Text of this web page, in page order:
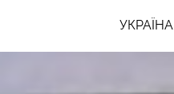
УКРАЇНА